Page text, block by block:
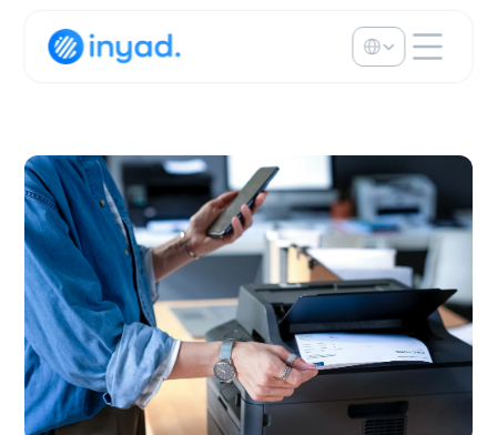
Select Language